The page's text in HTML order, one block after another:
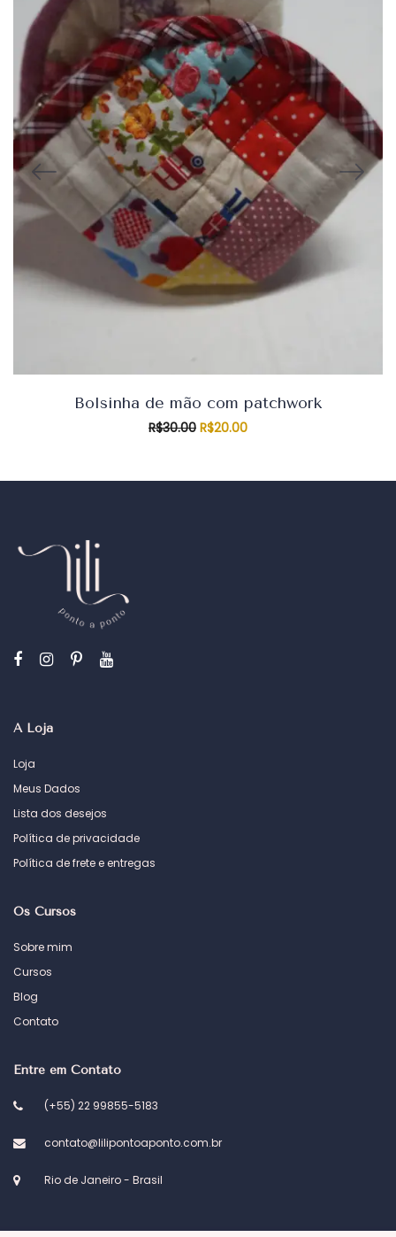
Bolsinha de mão com patchwork
R$30.00 O
era:
R$20.00O
é:
A Loja
Loja
Meus Dados
Lista dos desejos
Política de privacidade
Política de frete e entregas
Os Cursos
Sobre mim
Cursos
Blog
Contato
Entre em Contato
(+55) 22 99855-5183
contato@lilipontoaponto.com.br
Rio de Janeiro - Brasil